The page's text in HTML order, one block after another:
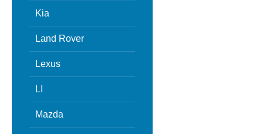
Kia
Land Rover
Lexus
LI
Mazda